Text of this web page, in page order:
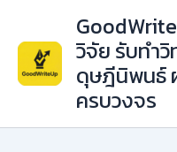
content
วิจัย รับทำ
ดุษฎีนิพนธ์
ครบวงจร